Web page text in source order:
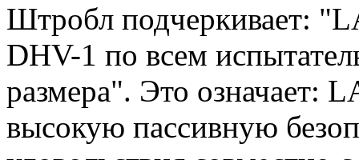
Штробл подчеркивает:
DHV-1 по всем
размера". Это означает:
высокую пассивную